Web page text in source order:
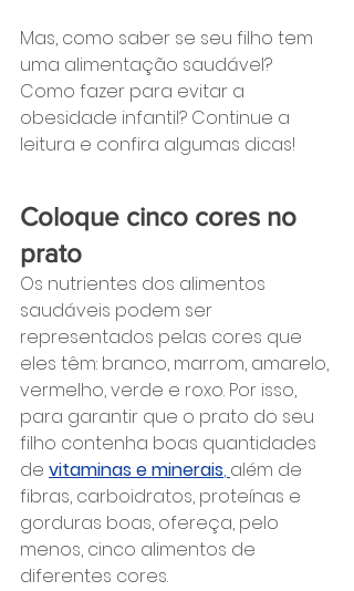
Mas, como saber se seu filho tem
uma alimentação saudável?
Como fazer para evitar a
obesidade infantil? Continue a
leitura e confira algumas dicas!
Coloque cinco cores no
prato
Os nutrientes dos alimentos
saudáveis podem ser
representados pelas cores que
eles têm: branco, marrom, amarelo,
vermelho, verde e roxo. Por isso,
para garantir que o prato do seu
filho contenha boas quantidades
de vitaminas e minerais, além de
fibras, carboidratos, proteínas e
gorduras boas, ofereça, pelo
menos, cinco alimentos de
diferentes cores.